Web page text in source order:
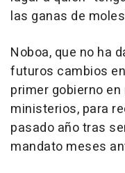
las ganas de
Noboa, que no ha
futuros cambios
primer gobierno
ministerios, para
pasado año tras
mandato meses